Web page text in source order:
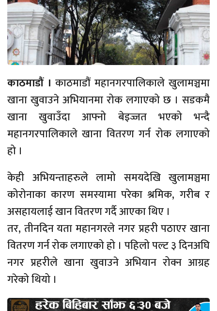
काठमाडौं । काठमाडौं महानगरपालिकाले खुलामञ्चमा
खाना खुवाउने अभियानमा रोक लगाएको छ । सडकमै
खाना खुवाउँदा आफ्नो बेइज्जत भएको भन्दै
महानगरपालिकाले खाना वितरण गर्न रोक लगाएको
हो ।
केही अभियन्ताहरुले लामो समयदेखि खुलामञ्चमा
कोरोनाका कारण समस्यामा परेका श्रमिक, गरीब र
असहायलाई खान वितरण गर्दै आएका थिए ।
तर, तीनदिन यता महानगरले नगर प्रहरी पठाएर खाना
वितरण गर्न रोक लगाएको हो । पहिलो पल्ट ३ दिनअघि
नगर प्रहरीले खाना खुवाउने अभियान रोक्न आग्रह
गरेको थियो ।